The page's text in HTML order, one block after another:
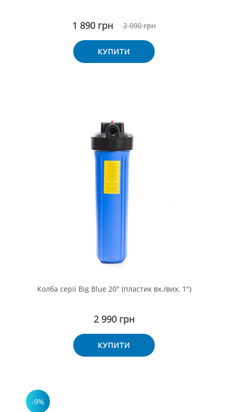
1 890 грн 2 090 грн
КУПИТИ
Колба серії Big Blue 20" (пластик вх./вих. 1")
2 990 грн
КУПИТИ
-9%